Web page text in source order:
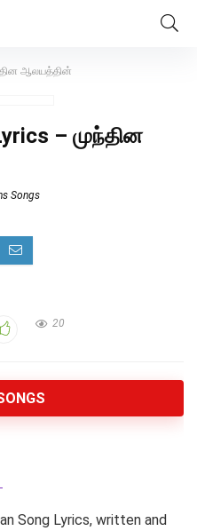
ஆலயத்தின்
– முந்தின
Songs
20
Song Lyrics, written and